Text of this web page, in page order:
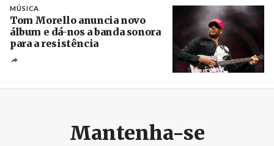
MÚSICA
Tom Morello anuncia novo
álbum e dá-nos a banda sonora
para a resistência
Mantenha-se